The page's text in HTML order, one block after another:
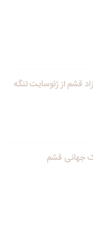
قشم از ژئوسایت تنگه
جهانی قشم